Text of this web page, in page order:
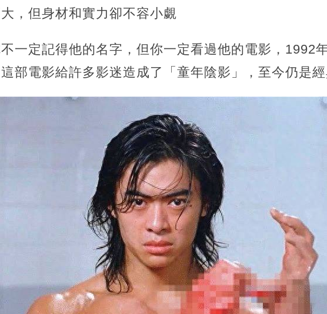
，但身材和實力卻不容小覷
一定記得他的名字，但你一定看過他的電影，1992
部電影給許多影迷造成了「童年陰影」，至今仍是